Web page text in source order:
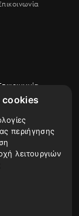
cookies
περιήγησης
λειτουργιών
9926507